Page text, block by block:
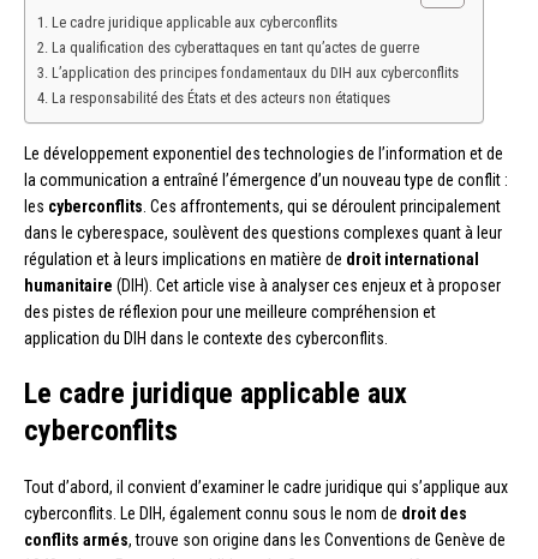
Le cadre juridique applicable aux cyberconflits
La qualification des cyberattaques en tant qu’actes de guerre
L’application des principes fondamentaux du DIH aux cyberconflits
La responsabilité des États et des acteurs non étatiques
Le développement exponentiel des technologies de l’information et de
la communication a entraîné l’émergence d’un nouveau type de conflit :
les cyberconflits . Ces affrontements, qui se déroulent principalement
dans le cyberespace, soulèvent des questions complexes quant à leur
régulation et à leurs implications en matière de droit international
humanitaire (DIH). Cet article vise à analyser ces enjeux et à proposer
des pistes de réflexion pour une meilleure compréhension et
application du DIH dans le contexte des cyberconflits.
Le cadre juridique applicable aux
cyberconflits
Tout d’abord, il convient d’examiner le cadre juridique qui s’applique aux
cyberconflits. Le DIH, également connu sous le nom de droit des
conflits armés, trouve son origine dans les Conventions de Genève de